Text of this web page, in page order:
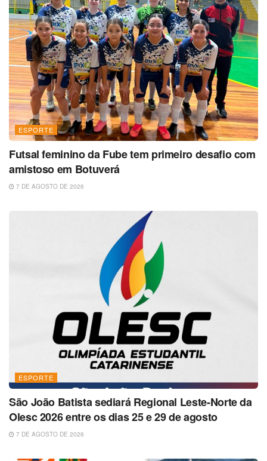
ESPORTE
Futsal feminino da Fube tem primeiro desafio com
amistoso em Botuverá
7 DE AGOSTO DE 2026
ESPORTE
São João Batista sediará Regional Leste-Norte da
Olesc 2026 entre os dias 25 e 29 de agosto
7 DE AGOSTO DE 2026